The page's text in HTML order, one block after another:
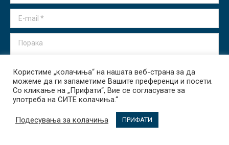
E-mail *
Порака
Испрати
Користиме „колачиња“ на нашата веб-страна за да
можеме да ги запаметиме Вашите преференци и посети.
Со кликање на „Прифати“, Вие се согласувате за
употреба на СИТЕ колачиња.“
Подесувања за колачиња ПРИФАТИ